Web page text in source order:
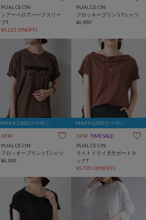
PUAL CE CIN
シアーベロアハーフスリー
ブT
¥5,225 (5%OFF)
PUAL CE CIN
フロッキープリントTシャツ
¥6,930
MAX￥2,000クーポン
NEW
PUAL CE CIN
フロッキープリントTシャツ
¥6,930
MAX￥2,000クーポン
NEW TIME SALE
PUAL CE CIN
ライトドライ天竺ボートネ
ックT
¥5,720 (20%OFF)